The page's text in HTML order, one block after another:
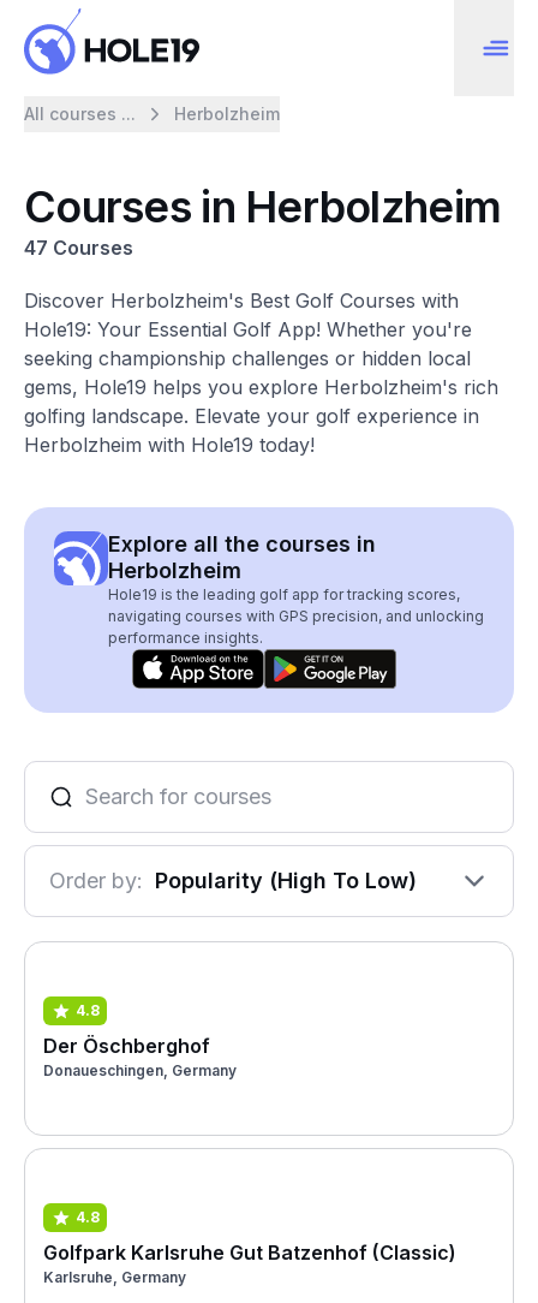
All courses ... Herbolzheim
Courses in Herbolzheim
47 Courses
Discover Herbolzheim's Best Golf Courses with
Hole19: Your Essential Golf App! Whether you're
seeking championship challenges or hidden local
gems, Hole19 helps you explore Herbolzheim's rich
golfing landscape. Elevate your golf experience in
Herbolzheim with Hole19 today!
Explore all the courses in
Herbolzheim
Hole19 is the leading golf app for tracking scores,
navigating courses with GPS precision, and unlocking
performance insights.
Order by: Popularity (High To Low)
4.8
Der Öschberghof
Donaueschingen, Germany
4.8
Golfpark Karlsruhe Gut Batzenhof (Classic)
Karlsruhe, Germany